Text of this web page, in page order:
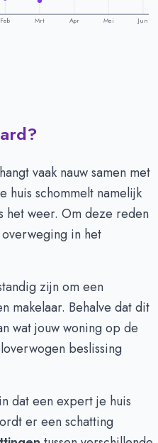
Feb Mrt Apr Mei Jun
vaak nauw samen met
huis schommelt namelijk
het weer. Om deze reden
in het
zijn om een
makelaar. Behalve dat dit
wat jouw woning op de
beslissing
dat een expert je huis
er een schatting